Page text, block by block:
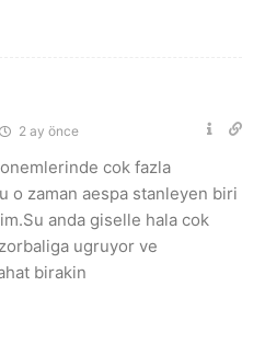
2 ay önce
cok fazla
o zaman aespa stanleyen biri
anda giselle hala cok
ugruyor ve
birakin